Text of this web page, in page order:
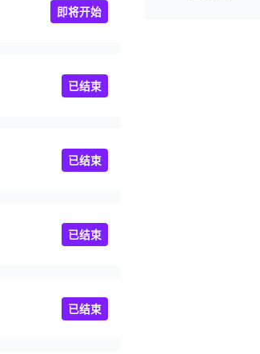
即将开始
已结束
已结束
已结束
已结束